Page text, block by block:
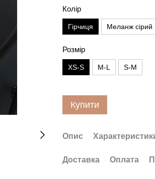
Колір
Гірчиця Меланж сірий
Розмір
XS-S M-L S-M
Купити
Опис
Доставка Оплата